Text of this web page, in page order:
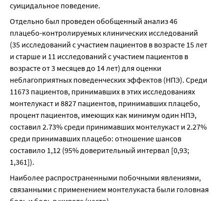
суицидальное поведение.
Отдельно был проведен обобщенный анализ 46
плацебо-контролируемых клинических исследований
(35 исследований с участием пациентов в возрасте 15 лет
и старше и 11 исследований с участием пациентов в
возрасте от 3 месяцев до 14 лет) для оценки
неблагоприятных поведенческих эффектов (НПЭ). Среди
11673 пациентов, принимавших в этих исследованиях
монтелукаст и 8827 пациентов, принимавших плацебо,
процент пациентов, имеющих как минимум один НПЭ,
составил 2.73% среди принимавших монтелукаст и 2.27%
среди принимавших плацебо: отношение шансов
составило 1,12 (95% доверительный интервал [0,93;
1,361]).
Наиболее распространенными побочными явлениями,
связанными с применением монтелукаста были головная